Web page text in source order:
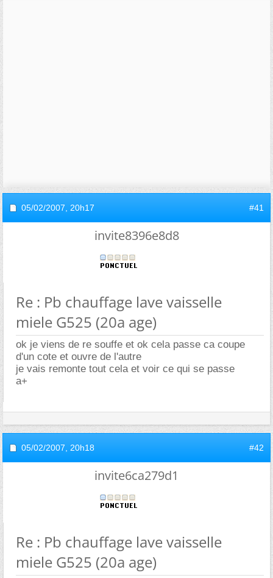
05/02/2007, 20h17 #41
invite8396e8d8
Re : Pb chauffage lave vaisselle
miele G525 (20a age)
ok je viens de re souffe et ok cela passe ca coupe
d'un cote et ouvre de l'autre
je vais remonte tout cela et voir ce qui se passe
a+
05/02/2007, 20h18 #42
invite6ca279d1
Re : Pb chauffage lave vaisselle
miele G525 (20a age)